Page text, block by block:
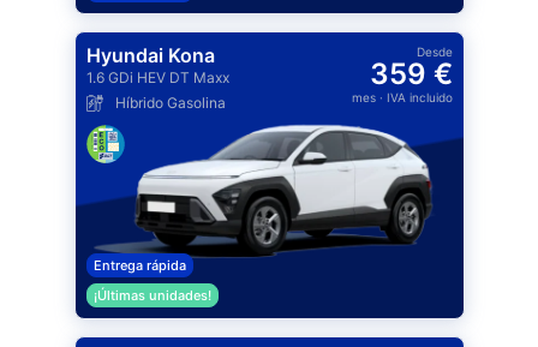
Hyundai Kona
1.6 GDi HEV DT Maxx
Híbrido Gasolina
Desde
359 €
mes· IVA incluido
Entrega rápida
¡Últimas unidades!